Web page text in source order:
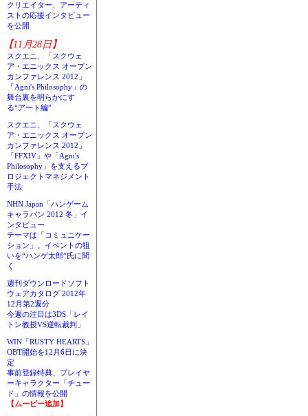
クリエイター、アーティ
ストの応援インタビュー
を公開
【11月28日】
スクエニ、「スクウェ
ア・エニックス オープン
カンファレンス 2012」
「Agni's Philosophy」の
舞台裏を明らかにす
る“アート編”
スクエニ、「スクウェ
ア・エニックス オープン
カンファレンス 2012」
「FFXIV」や「Agni's
Philosophy」を支えるプ
ロジェクトマネジメント
手法
NHN Japan「ハンゲーム
キャラバン 2012 冬」イ
ンタビュー
テーマは「コミュニケー
ション」。イベントの狙
いを“ハンゲ太郎”氏に聞
く
週刊ダウンロードソフト
ウェアカタログ 2012年
12月第2週分
今週の注目は3DS「レイ
トン教授VS逆転裁判」
WIN「RUSTY HEARTS」
OBT開始を12月6日に決
定
事前登録特典、プレイヤ
ーキャラクター「チュー
ド」の情報を公開
【ムービー追加】